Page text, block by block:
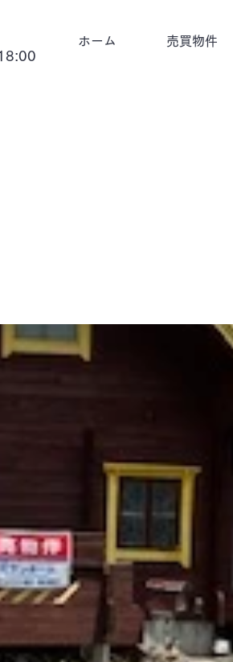
ホーム 売買物件